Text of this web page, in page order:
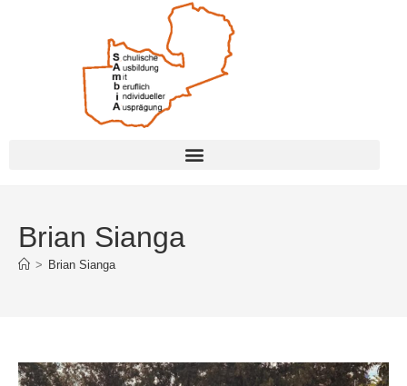
Brian Sianga
> Brian Sianga